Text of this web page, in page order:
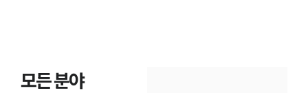
모든 분야